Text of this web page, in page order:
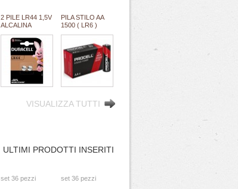
2 PILE LR44 1,5V
ALCALINA
111024)
PILA STILO AA
1500 ( LR6 )
INTENSE
INDUSTRIAL
high quality by
DURACELL
"SFUSO/BULK"
(#68A 111068A)
PILE/BOX 2,5KG
VISUALIZZA TUTTI
ULTIMI PRODOTTI INSERITI
set 36 pezzi
set 36 pezzi